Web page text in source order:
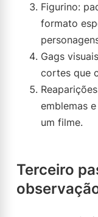
Figurino:
formato
Gags
cortes que
emblemas
um filme.
Terceiro